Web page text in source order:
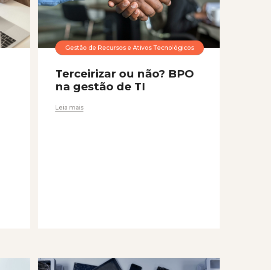
Gestão de Recursos e Ativos Tecnológicos
Terceirizar ou não? BPO
na gestão de TI
Leia mais